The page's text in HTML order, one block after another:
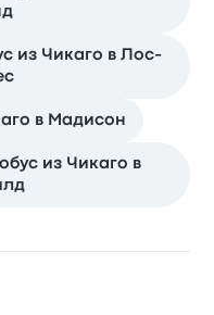
из Чикаго в Лос-
в Мадисон
из Чикаго в